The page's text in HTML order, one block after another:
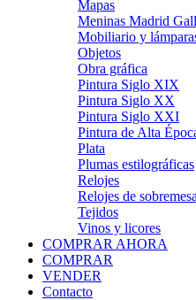
Mapas
Meninas Madrid
Mobiliario y
Objetos
Obra gráfica
Pintura Siglo XIX
Pintura Siglo XX
Pintura Siglo XXI
Pintura de Alta
Plata
Plumas estilográficas
Relojes
Relojes de sobremesa
Tejidos
Vinos y licores
COMPRAR AHORA
COMPRAR
VENDER
Contacto